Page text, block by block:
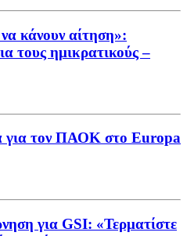
κάνουν αίτηση»:
τους ημικρατικούς –
για τον ΠΑΟΚ στο Europa
για GSI: «Τερματίστε